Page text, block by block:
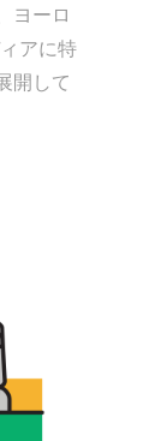
ヨーロ
アに特
開して